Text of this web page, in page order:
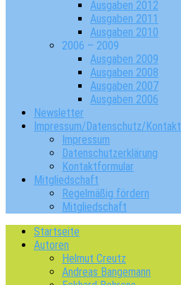
Ausgaben 2012
Ausgaben 2011
Ausgaben 2010
2006 – 2009
Ausgaben 2009
Ausgaben 2008
Ausgaben 2007
Ausgaben 2006
Newsletter
Impressum/Datenschutz/Kontakt
Impressum
Datenschutzerklärung
Kontaktformular
Mitgliedschaft
Regelmäßig fördern
Mitgliedschaft
Startseite
Autoren
Helmut Creutz
Andreas Bangemann